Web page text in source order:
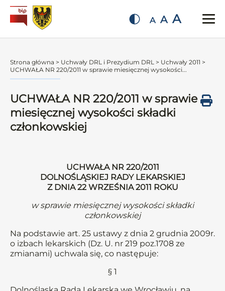
A A A
Strona główna > Uchwały DRL i Prezydium DRL > Uchwały 2011 >
UCHWAŁA NR 220/2011 w sprawie miesięcznej wysokości...
UCHWAŁA NR 220/2011 w sprawie
miesięcznej wysokości składki
członkowskiej
UCHWAŁA NR 220/2011
DOLNOŚLĄSKIEJ RADY LEKARSKIEJ
Z DNIA 22 WRZEŚNIA 2011 ROKU
w sprawie miesięcznej wysokości składki
członkowskiej
Na podstawie art. 25 ustawy z dnia 2 grudnia 2009r.
o izbach lekarskich (Dz. U. nr 219 poz.1708 ze
zmianami) uchwala się, co następuje:
§ 1